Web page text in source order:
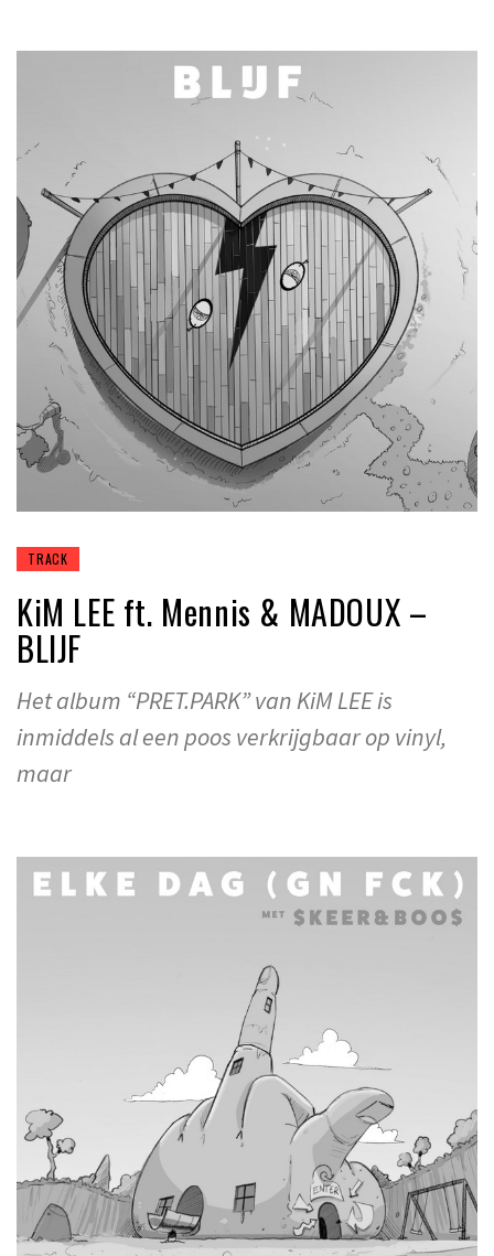
TRACK
KiM LEE ft. Mennis & MADOUX –
BLIJF
Het album “PRET.PARK” van KiM LEE is
inmiddels al een poos verkrijgbaar op vinyl,
maar